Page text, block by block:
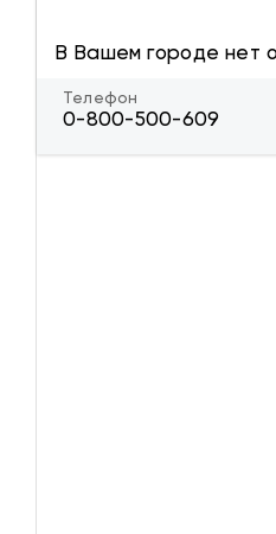
В Вашем городе нет
Телефон
0-800-500-609